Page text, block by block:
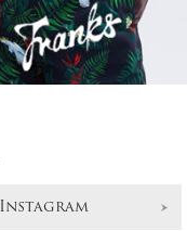
Instagram